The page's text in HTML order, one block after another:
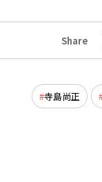
Share
寺島尚正